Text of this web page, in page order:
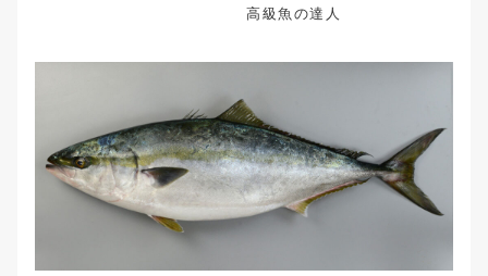
高級魚の達人